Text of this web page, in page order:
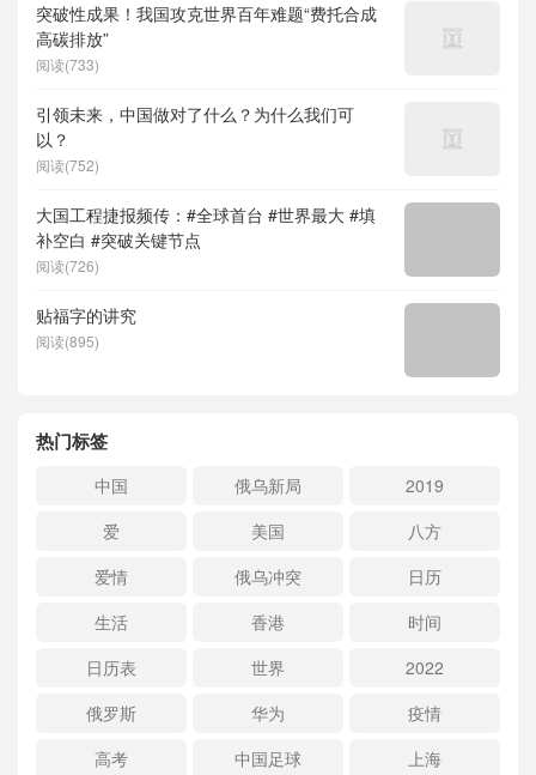
突破性成果！我国攻克世界百年难题“费托合成
高碳排放”
阅读(733)
引领未来，中国做对了什么？为什么我们可
以？
阅读(752)
大国工程捷报频传：#全球首台 #世界最大 #填
补空白 #突破关键节点
阅读(726)
贴福字的讲究
阅读(895)
热门标签
中国 俄乌新局
2019
爱
美国
八方
爱情
俄乌冲突
日历
生活
香港
时间
日历表
世界
2022
俄罗斯
华为
疫情
高考
中国足球 上海